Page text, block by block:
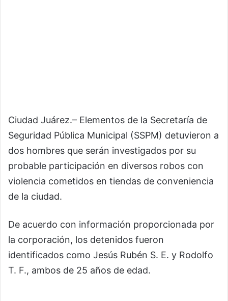
Ciudad Juárez.– Elementos de la Secretaría de
Seguridad Pública Municipal (SSPM) detuvieron a
dos hombres que serán investigados por su
probable participación en diversos robos con
violencia cometidos en tiendas de conveniencia
de la ciudad.
De acuerdo con información proporcionada por
la corporación, los detenidos fueron
identificados como Jesús Rubén S. E. y Rodolfo
T. F., ambos de 25 años de edad.